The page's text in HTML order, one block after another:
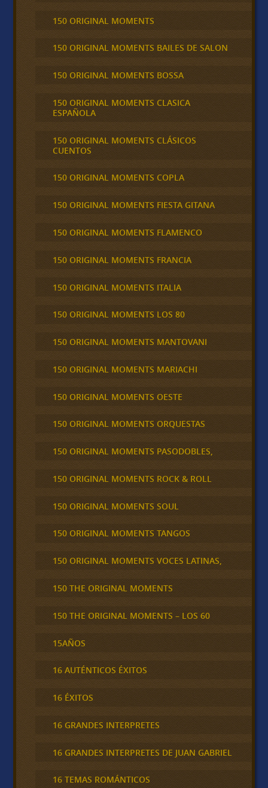
150 ORIGINAL MOMENTS
150 ORIGINAL MOMENTS BAILES DE SALON
150 ORIGINAL MOMENTS BOSSA
150 ORIGINAL MOMENTS CLASICA
ESPAÑOLA
150 ORIGINAL MOMENTS CLÁSICOS
CUENTOS
150 ORIGINAL MOMENTS COPLA
150 ORIGINAL MOMENTS FIESTA GITANA
150 ORIGINAL MOMENTS FLAMENCO
150 ORIGINAL MOMENTS FRANCIA
150 ORIGINAL MOMENTS ITALIA
150 ORIGINAL MOMENTS LOS 80
150 ORIGINAL MOMENTS MANTOVANI
150 ORIGINAL MOMENTS MARIACHI
150 ORIGINAL MOMENTS OESTE
150 ORIGINAL MOMENTS ORQUESTAS
150 ORIGINAL MOMENTS PASODOBLES,
150 ORIGINAL MOMENTS ROCK & ROLL
150 ORIGINAL MOMENTS SOUL
150 ORIGINAL MOMENTS TANGOS
150 ORIGINAL MOMENTS VOCES LATINAS,
150 THE ORIGINAL MOMENTS
150 THE ORIGINAL MOMENTS – LOS 60
15AÑOS
16 AUTÉNTICOS ÉXITOS
16 ÉXITOS
16 GRANDES INTERPRETES
16 GRANDES INTERPRETES DE JUAN GABRIEL
16 TEMAS ROMÁNTICOS